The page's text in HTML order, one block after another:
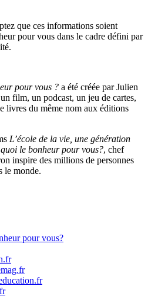
que ces informations soient
pour vous dans le cadre défini par
pour vous ? a été créée par Julien
film, un podcast, un jeu de cartes,
livres du même nom aux éditions
L’école de la vie, une génération
quoi le bonheur pour vous?, chef
inspire des millions de personnes
le monde.
pour vous?